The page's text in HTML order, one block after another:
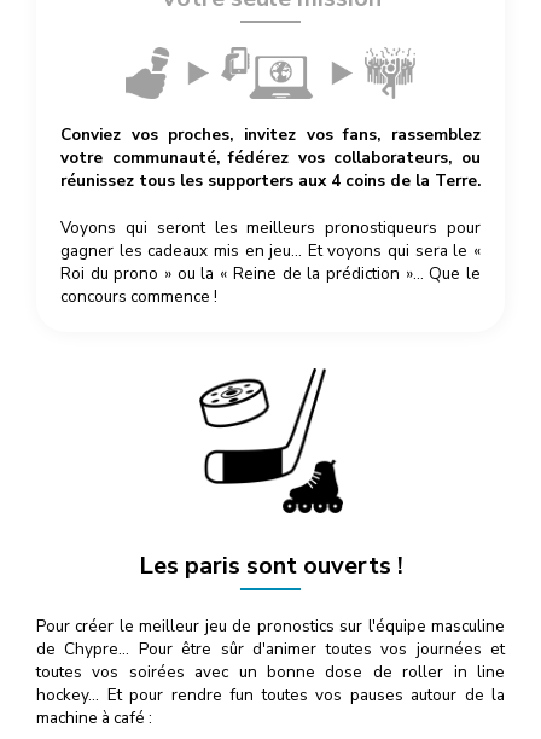
Conviez vos proches, invitez vos fans, rassemblez
votre communauté, fédérez vos collaborateurs, ou
réunissez tous les supporters aux 4 coins de la Terre.
Voyons qui seront les meilleurs pronostiqueurs pour
gagner les cadeaux mis en jeu… Et voyons qui sera le «
Roi du prono » ou la « Reine de la prédiction »… Que le
concours commence !
Les paris sont ouverts !
Pour créer le meilleur jeu de pronostics sur l'équipe masculine
de Chypre… Pour être sûr d'animer toutes vos journées et
toutes vos soirées avec un bonne dose de roller in line
hockey… Et pour rendre fun toutes vos pauses autour de la
machine à café :